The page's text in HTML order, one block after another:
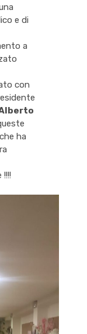
e di
a
con
ha